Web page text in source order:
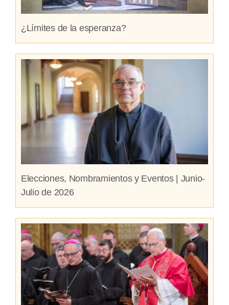
¿Límites de la esperanza?
Elecciones, Nombramientos y Eventos | Junio-
Julio de 2026